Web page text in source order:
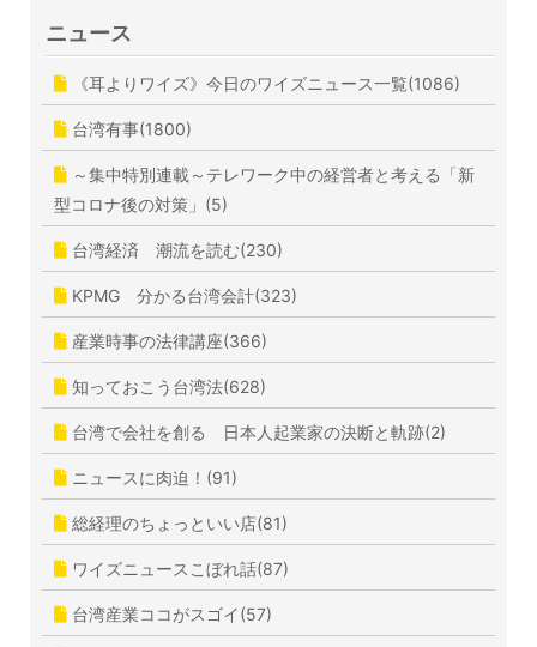
ニュース
《耳よりワイズ》今日のワイズニュース一覧(1086)
台湾有事(1800)
～集中特別連載～テレワーク中の経営者と考える「新
型コロナ後の対策」(5)
台湾経済 潮流を読む(230)
KPMG 分かる台湾会計(323)
産業時事の法律講座(366)
知っておこう台湾法(628)
台湾で会社を創る 日本人起業家の決断と軌跡(2)
ニュースに肉迫！(91)
総経理のちょっといい店(81)
ワイズニュースこぼれ話(87)
台湾産業ココがスゴイ(57)